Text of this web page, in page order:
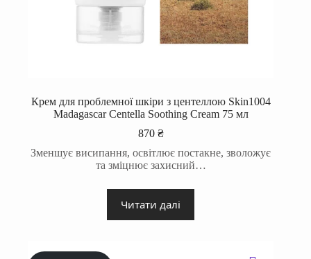
Крем для проблемної шкіри з центеллою Skin1004
Madagascar Centella Soothing Cream 75 мл
870 ₴
Зменшує висипання, освітлює постакне, зволожує
та зміцнює захисний…
Читати далі